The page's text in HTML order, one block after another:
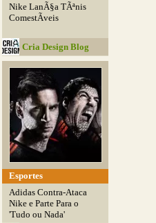
Nike LanÃ§a TÃªnis
ComestÃ­veis
Cria Design Blog
Esportes
Adidas Contra-Ataca
Nike e Parte Para o
'Tudo ou Nada'